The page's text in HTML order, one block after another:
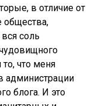
в отличие от
общества,
соль
что меня
администрации
блога. И это